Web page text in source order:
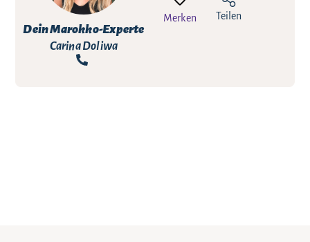
Dein Marokko-Experte
Carina Doliwa
Merken Teilen